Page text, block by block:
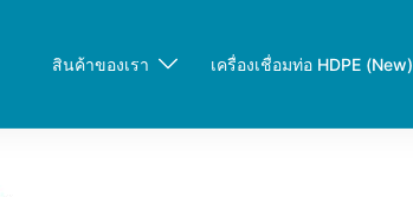
สินค้าของเรา เครื่องเชื่อมท่อ HDPE (New)